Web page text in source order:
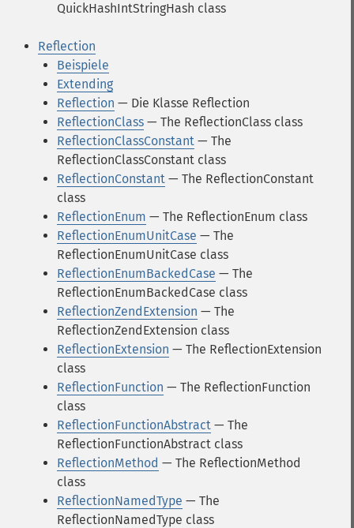
QuickHashIntStringHash class
Reflection
Beispiele
Extending
Reflection — Die Klasse Reflection
ReflectionClass — The ReflectionClass class
ReflectionClassConstant — The
ReflectionClassConstant class
ReflectionConstant — The ReflectionConstant
class
ReflectionEnum — The ReflectionEnum class
ReflectionEnumUnitCase — The
ReflectionEnumUnitCase class
ReflectionEnumBackedCase — The
ReflectionEnumBackedCase class
ReflectionZendExtension — The
ReflectionZendExtension class
ReflectionExtension — The ReflectionExtension
class
ReflectionFunction — The ReflectionFunction
class
ReflectionFunctionAbstract — The
ReflectionFunctionAbstract class
ReflectionMethod — The ReflectionMethod
class
ReflectionNamedType — The
ReflectionNamedType class